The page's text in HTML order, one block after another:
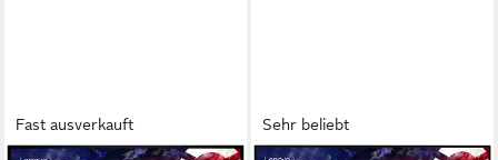
Fast ausverkauft Sehr beliebt